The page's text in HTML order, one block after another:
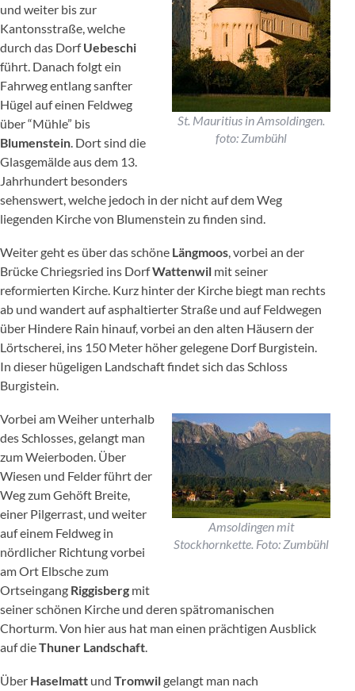
St. Mauritius in Amsoldingen.
foto: Zumbühl
und weiter bis zur
Kantonsstraße, welche
durch das DorfUebeschi
führt. Danach folgt ein
Fahrweg entlang sanfter
Hügel auf einen Feldweg
über “Mühle” bis
Blumenstein. Dort sind die
Glasgemälde aus dem 13.
Jahrhundert besonders
sehenswert, welche jedoch in der nicht auf dem Weg
liegenden Kirche von Blumenstein zu finden sind.
Weiter geht es über das schöne Längmoos, vorbei an der
Brücke Chriegsried ins DorfWattenwil mit seiner
reformierten Kirche. Kurz hinter der Kirche biegt man rechts
ab und wandert auf asphaltierter Straße und auf Feldwegen
über Hindere Rain hinauf, vorbei an den alten Häusern der
Lörtscherei, ins 150 Meter höher gelegene Dorf Burgistein.
In dieser hügeligen Landschaft findet sich das Schloss
Burgistein.
Amsoldingen mit
Stockhornkette. Foto: Zumbühl
Vorbei am Weiher unterhalb
des Schlosses, gelangt man
zum Weierboden. Über
Wiesen und Felder führt der
Weg zum Gehöft Breite,
einer Pilgerrast, und weiter
auf einem Feldweg in
nördlicher Richtung vorbei
am Ort Elbsche zum
Ortseingang Riggisberg mit
seiner schönen Kirche und deren spätromanischen
Chorturm. Von hier aus hat man einen prächtigen Ausblick
auf dieThuner Landschaft.
Über Haselmatt und Tromwilgelangt man nach